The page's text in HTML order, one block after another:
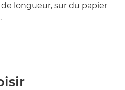
longueur, sur du papier